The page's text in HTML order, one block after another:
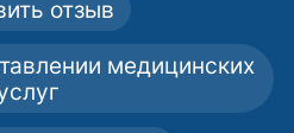
отзыв
медицинских